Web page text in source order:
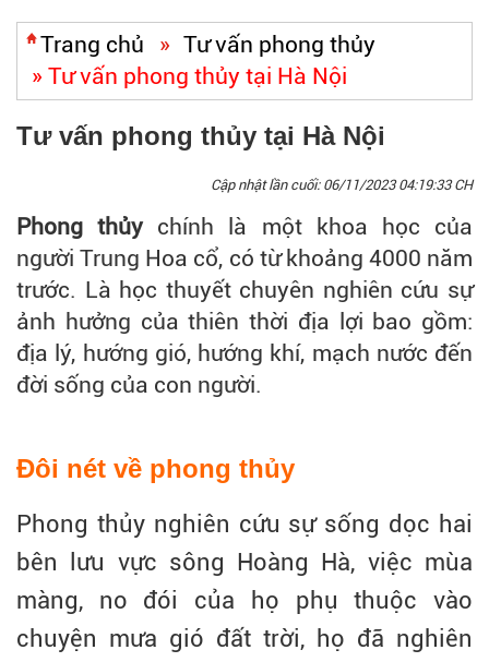
Trang chủ » Tư vấn phong thủy
» Tư vấn phong thủy tại Hà Nội
Tư vấn phong thủy tại Hà Nội
Cập nhật lần cuối: 06/11/2023 04:19:33 CH
Phong thủychính là một khoa học của
người Trung Hoa cổ, có từ khoảng 4000 năm
trước. Là học thuyết chuyên nghiên cứu sự
ảnh hưởng của thiên thời địa lợi bao gồm:
địa lý, hướng gió, hướng khí, mạch nước đến
đời sống của con người.
Đôi nét về phong thủy
Phong thủy nghiên cứu sự sống dọc hai
bên lưu vực sông Hoàng Hà, việc mùa
màng, no đói của họ phụ thuộc vào
chuyện mưa gió đất trời, họ đã nghiên